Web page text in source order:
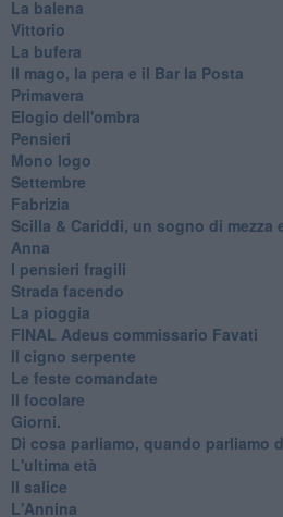
La balena
Vittorio
La bufera
Il mago, la pera e il Bar la Posta
Primavera
Elogio dell'ombra
Pensieri
Mono logo
Settembre
Fabrizia
​Scilla & Cariddi, un sogno di mezza
Anna
I pensieri fragili
Strada facendo
La pioggia
FINAL Adeus commissario Favati
Il cigno serpente
Le feste comandate
Il focolare
Giorni.
Di cosa parliamo, quando parliamo
L'ultima età
Il salice
L'Annina